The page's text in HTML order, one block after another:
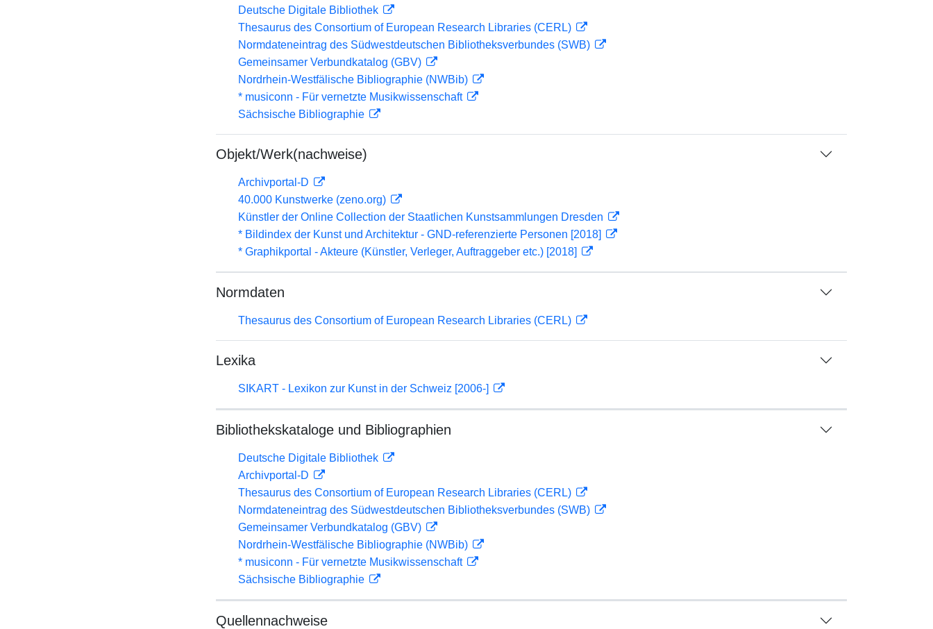
Deutsche Digitale Bibliothek
Thesaurus des Consortium of European Research Libraries (CERL)
Normdateneintrag des Südwestdeutschen Bibliotheksverbundes (SWB)
Gemeinsamer Verbundkatalog (GBV)
Nordrhein-Westfälische Bibliographie (NWBib)
* musiconn - Für vernetzte Musikwissenschaft
Sächsische Bibliographie
Objekt/Werk(nachweise)
Archivportal-D
40.000 Kunstwerke (zeno.org)
Künstler der Online Collection der Staatlichen Kunstsammlungen Dresden
* Bildindex der Kunst und Architektur - GND-referenzierte Personen [2018]
* Graphikportal - Akteure (Künstler, Verleger, Auftraggeber etc.) [2018]
Normdaten
Thesaurus des Consortium of European Research Libraries (CERL)
Lexika
SIKART - Lexikon zur Kunst in der Schweiz [2006-]
Bibliothekskataloge und Bibliographien
Deutsche Digitale Bibliothek
Archivportal-D
Thesaurus des Consortium of European Research Libraries (CERL)
Normdateneintrag des Südwestdeutschen Bibliotheksverbundes (SWB)
Gemeinsamer Verbundkatalog (GBV)
Nordrhein-Westfälische Bibliographie (NWBib)
* musiconn - Für vernetzte Musikwissenschaft
Sächsische Bibliographie
Quellennachweise